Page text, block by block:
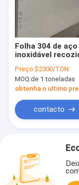
Folha 304 de aço
inoxidável
Preço:$2300/TON
MOQ:de 1 toneladas
obtenha o ultimo
contacto